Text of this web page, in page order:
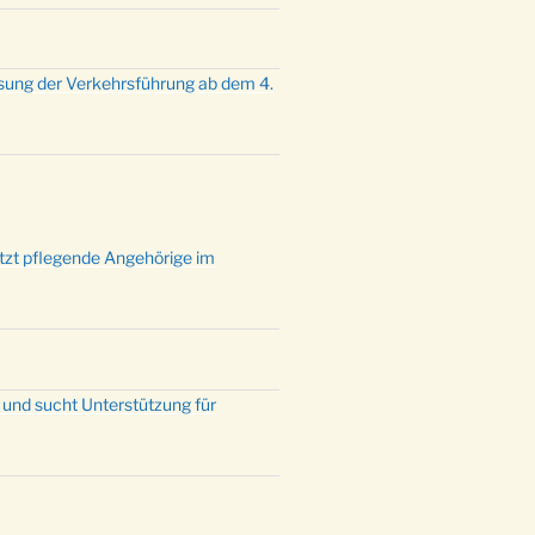
der Verkehrsführung ab dem 4.
pflegende Angehörige im
sucht Unterstützung für